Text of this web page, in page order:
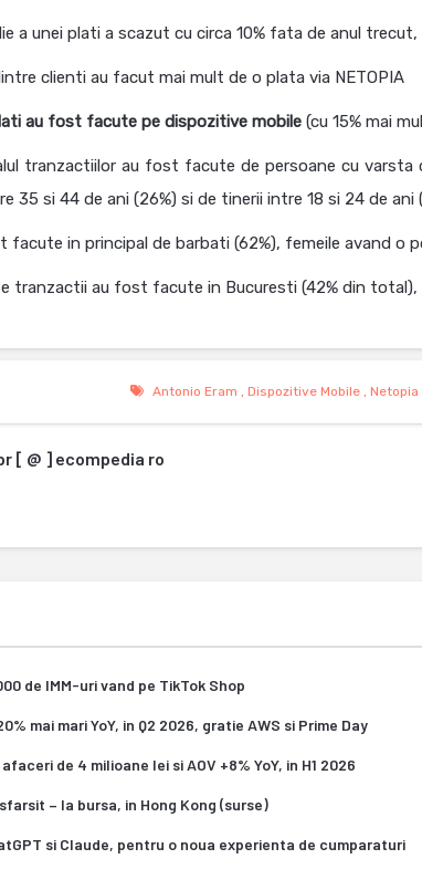
a unei plati a scazut cu circa 10% fata de anul trecut,
clienti au facut mai mult de o plata via NETOPIA
au fost facute pe dispozitive mobile (cu 15% mai
tranzactiilor au fost facute de persoane cu varsta
35 si 44 de ani (26%) si de tinerii intre 18 si 24 de ani
facute in principal de barbati (62%), femeile avand o
tranzactii au fost facute in Bucuresti (42% din total),
Antonio Eram , Dispozitive Mobile, Netopia
[ @ ] ecompedia ro
de IMM-uri vand pe TikTok Shop
mai mari YoY, in Q2 2026, gratie AWS si Prime Day
de 4 milioane lei si AOV +8% YoY, in H1 2026
– la bursa, in Hong Kong (surse)
si Claude, pentru o noua experienta de cumparaturi